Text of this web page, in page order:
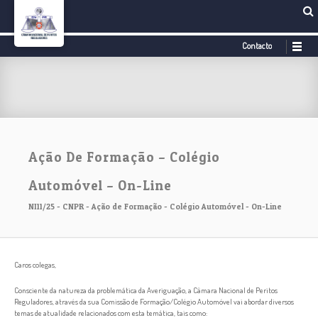
Contacto
Ação De Formação – Colégio
Automóvel – On-Line
NI11/25 - CNPR - Ação de Formação - Colégio Automóvel - On-Line
Caros colegas,
Consciente da natureza da problemática da Averiguação, a Câmara Nacional de Peritos
Reguladores, através da sua Comissão de Formação/Colégio Automóvel vai abordar diversos
temas de atualidade relacionados com esta temática, tais como: